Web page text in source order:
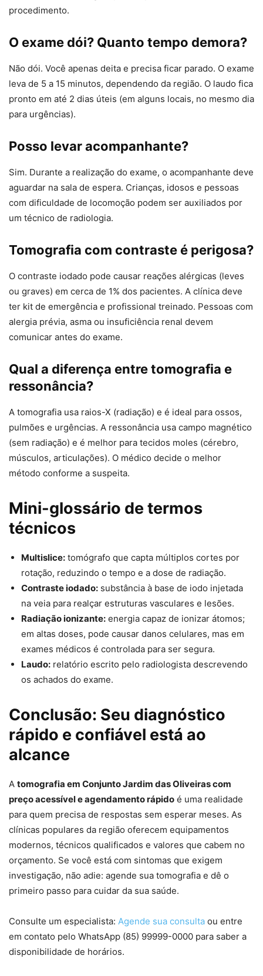
procedimento.
O exame dói? Quanto tempo demora?
Não dói. Você apenas deita e precisa ficar parado. O exame
leva de 5 a 15 minutos, dependendo da região. O laudo fica
pronto em até 2 dias úteis (em alguns locais, no mesmo dia
para urgências).
Posso levar acompanhante?
Sim. Durante a realização do exame, o acompanhante deve
aguardar na sala de espera. Crianças, idosos e pessoas
com dificuldade de locomoção podem ser auxiliados por
um técnico de radiologia.
Tomografia com contraste é perigosa?
O contraste iodado pode causar reações alérgicas (leves
ou graves) em cerca de 1% dos pacientes. A clínica deve
ter kit de emergência e profissional treinado. Pessoas com
alergia prévia, asma ou insuficiência renal devem
comunicar antes do exame.
Qual a diferença entre tomografia e
ressonância?
A tomografia usa raios-X (radiação) e é ideal para ossos,
pulmões e urgências. A ressonância usa campo magnético
(sem radiação) e é melhor para tecidos moles (cérebro,
músculos, articulações). O médico decide o melhor
método conforme a suspeita.
Mini-glossário de termos
técnicos
Multislice: tomógrafo que capta múltiplos cortes por
rotação, reduzindo o tempo e a dose de radiação.
Contraste iodado: substância à base de iodo injetada
na veia para realçar estruturas vasculares e lesões.
Radiação ionizante: energia capaz de ionizar átomos;
em altas doses, pode causar danos celulares, mas em
exames médicos é controlada para ser segura.
Laudo: relatório escrito pelo radiologista descrevendo
os achados do exame.
Conclusão: Seu diagnóstico
rápido e confiável está ao
alcance
A tomografia em Conjunto Jardim das Oliveiras com
preço acessível e agendamento rápido é uma realidade
para quem precisa de respostas sem esperar meses. As
clínicas populares da região oferecem equipamentos
modernos, técnicos qualificados e valores que cabem no
orçamento. Se você está com sintomas que exigem
investigação, não adie: agende sua tomografia e dê o
primeiro passo para cuidar da sua saúde.
Consulte um especialista: Agende sua consulta ou entre
em contato pelo WhatsApp (85) 99999-0000 para saber a
disponibilidade de horários.